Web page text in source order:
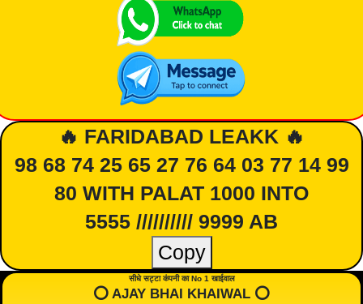
🔥 FARIDABAD LEAKK 🔥
98 68 74 25 65 27 76 64 03 77 14 99
80 WITH PALAT 1000 INTO
5555 ////////// 9999 AB
Copy
सीधे सट्टा कंपनी का No 1 खाईवाल
⭕️ AJAY BHAI KHAIWAL ⭕️